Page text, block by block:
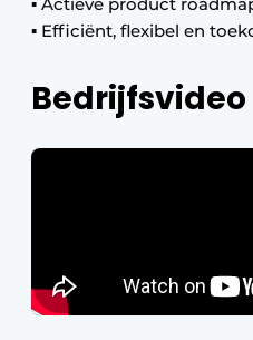
▪ Efficiënt, flexibel en
Bedrijfsvideo